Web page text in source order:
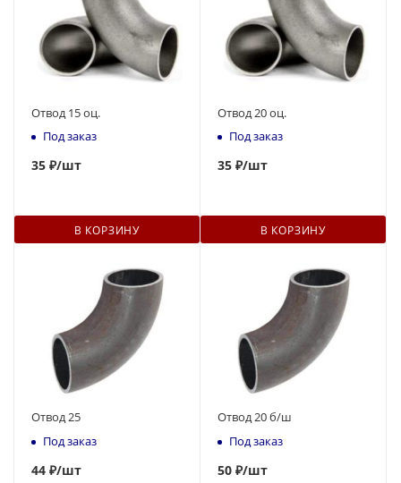
Отвод 15 оц.
Под заказ
35 ₽/шт
В КОРЗИНУ
Отвод 20 оц.
Под заказ
35 ₽/шт
В КОРЗИНУ
Отвод 25
Под заказ
44 ₽/шт
Отвод 20 б/ш
Под заказ
50 ₽/шт